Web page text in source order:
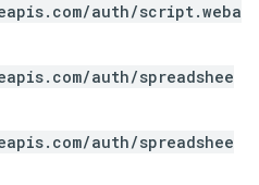
auth/script.weba
auth/spreadshee
auth/spreadshee